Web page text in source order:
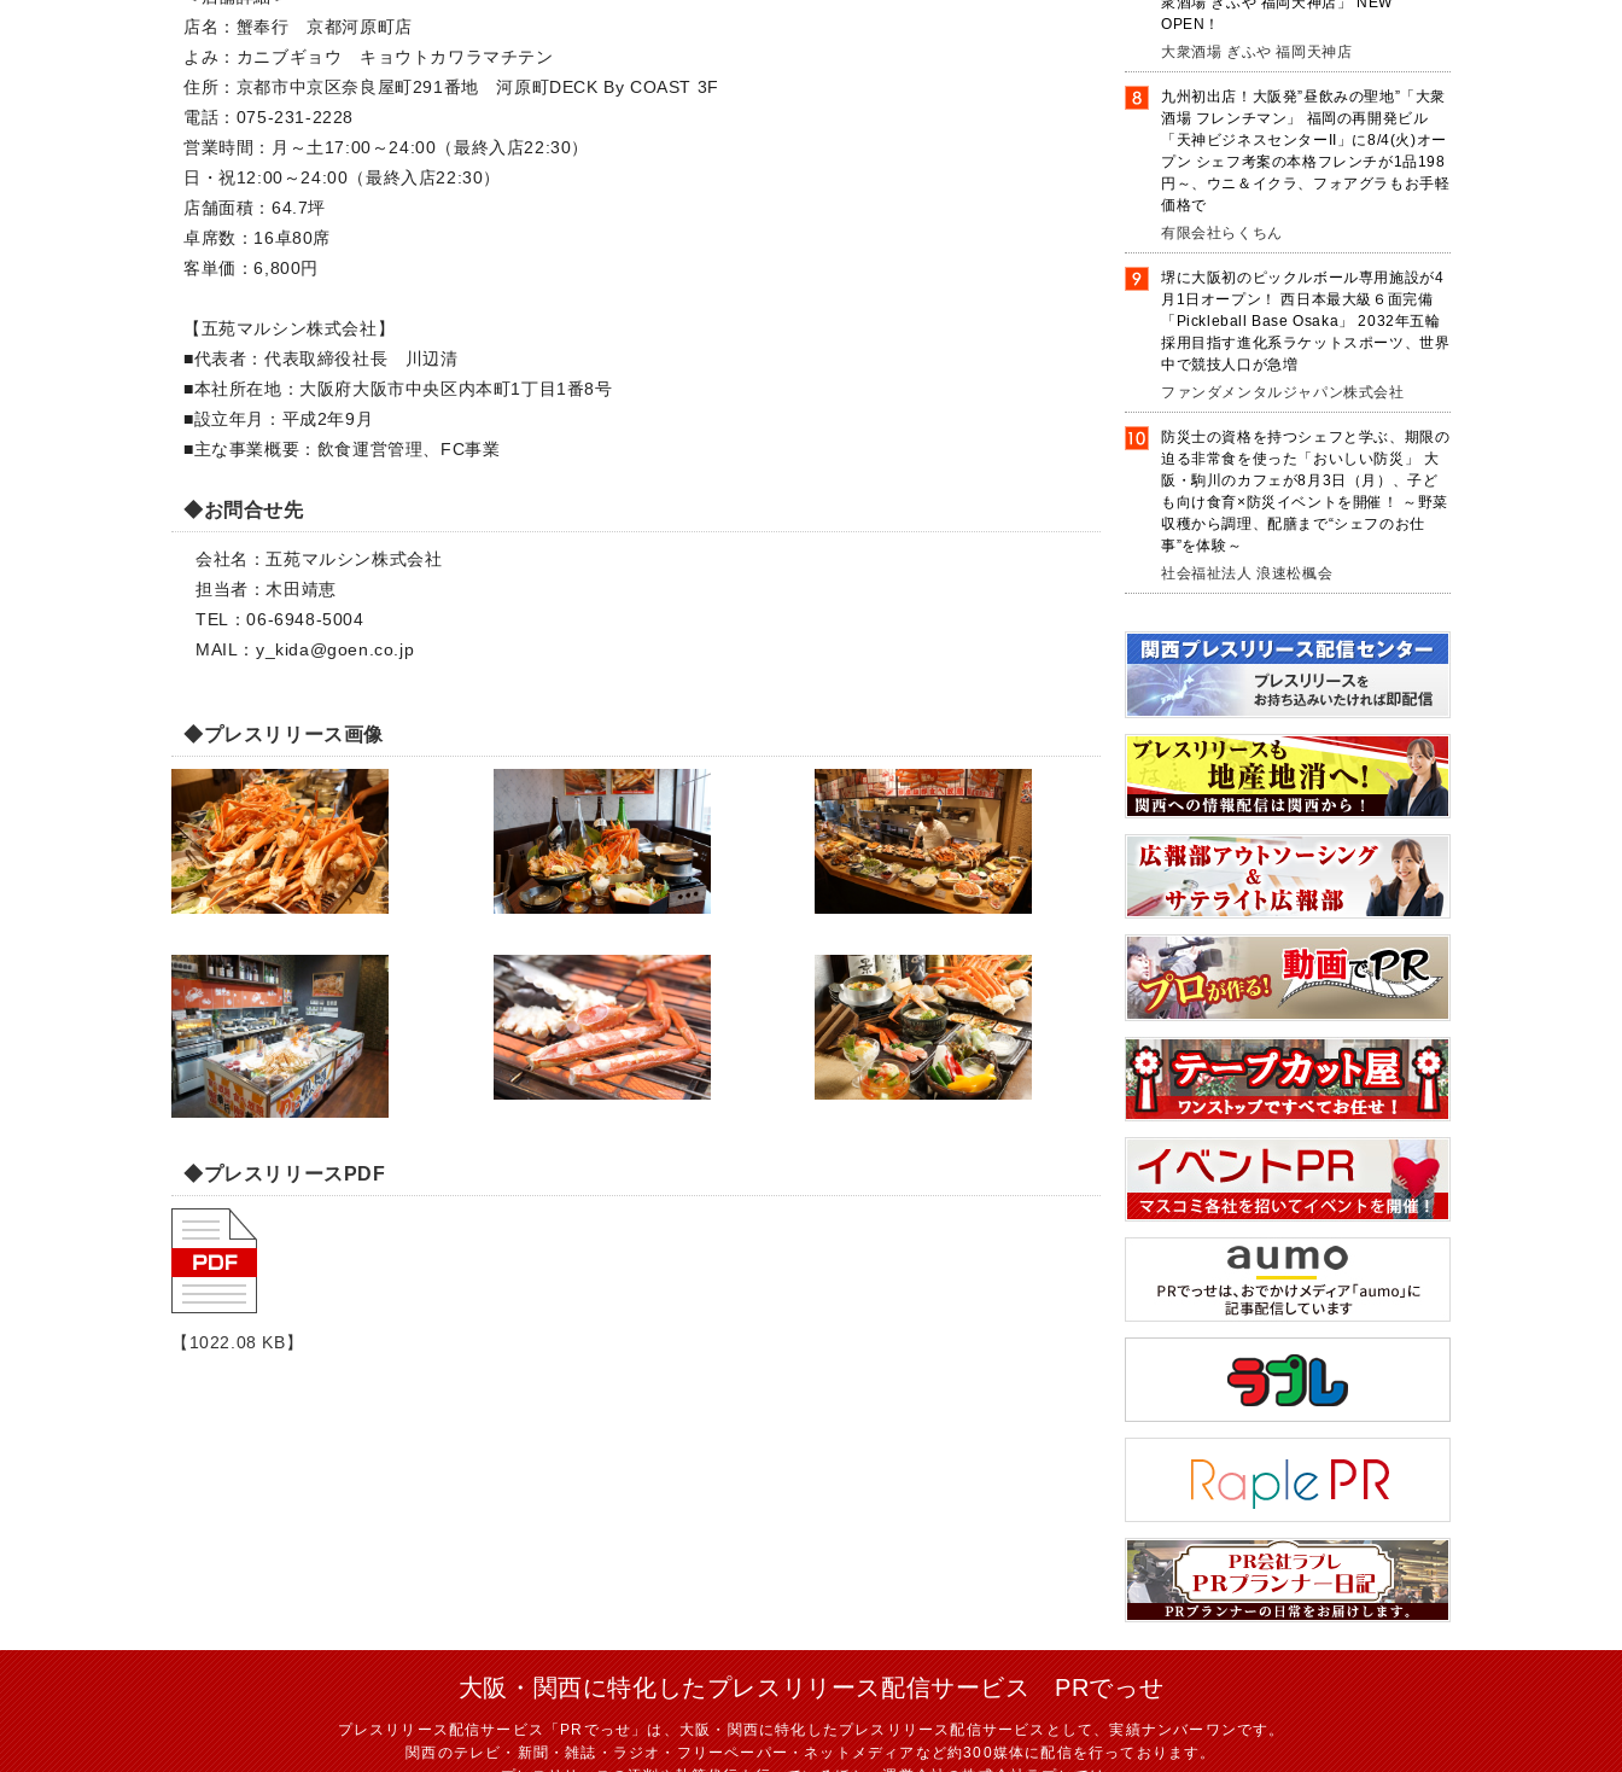
店名：蟹奉行 京都河原町店
よみ：カニブギョウ キョウトカワラマチテン
住所：京都市中京区奈良屋町291番地 河原町DECK By COAST 3F
電話：075-231-2228
営業時間：月～土17:00～24:00（最終入店22:30）
日・祝12:00～24:00（最終入店22:30）
店舗面積：64.7坪
卓席数：16卓80席
客単価：6,800円
【五苑マルシン株式会社】
■代表者：代表取締役社長 川辺清
■本社所在地：大阪府大阪市中央区内本町1丁目1番8号
■設立年月：平成2年9月
■主な事業概要：飲食運営管理、FC事業
◆お問合せ先
会社名：五苑マルシン株式会社
担当者：木田靖恵
TEL：06-6948-5004
MAIL： y_kida@goen.co.jp
◆プレスリリース画像
◆プレスリリースPDF
【1022.08 KB】
OPEN！
大衆酒場 ぎふや 福岡天神店
九州初出店！大阪発”昼飲みの聖地”「大衆
酒場 フレンチマン」 福岡の再開発ビル
「天神ビジネスセンターII」に8/4(火)オー
プン シェフ考案の本格フレンチが1品198
円～、ウニ＆イクラ、フォアグラもお手軽
価格で
有限会社らくちん
堺に大阪初のピックルボール専用施設が4
月1日オープン！ 西日本最大級６面完備
「Pickleball Base Osaka」 2032年五輪
採用目指す進化系ラケットスポーツ、世界
中で競技人口が急増
ファンダメンタルジャパン株式会社
防災士の資格を持つシェフと学ぶ、期限の
迫る非常食を使った「おいしい防災」 大
阪・駒川のカフェが8月3日（月）、子ど
も向け食育×防災イベントを開催！ ～野菜
収穫から調理、配膳まで“シェフのお仕
事”を体験～
社会福祉法人 浪速松楓会
大阪・関西に特化したプレスリリース配信サービス PRでっせ
プレスリリース配信サービス「PRでっせ」は、大阪・関西に特化したプレスリリース配信サービスとして、実績ナンバーワンです。
関西のテレビ・新聞・雑誌・ラジオ・フリーペーパー・ネットメディアなど約300媒体に配信を行っております。